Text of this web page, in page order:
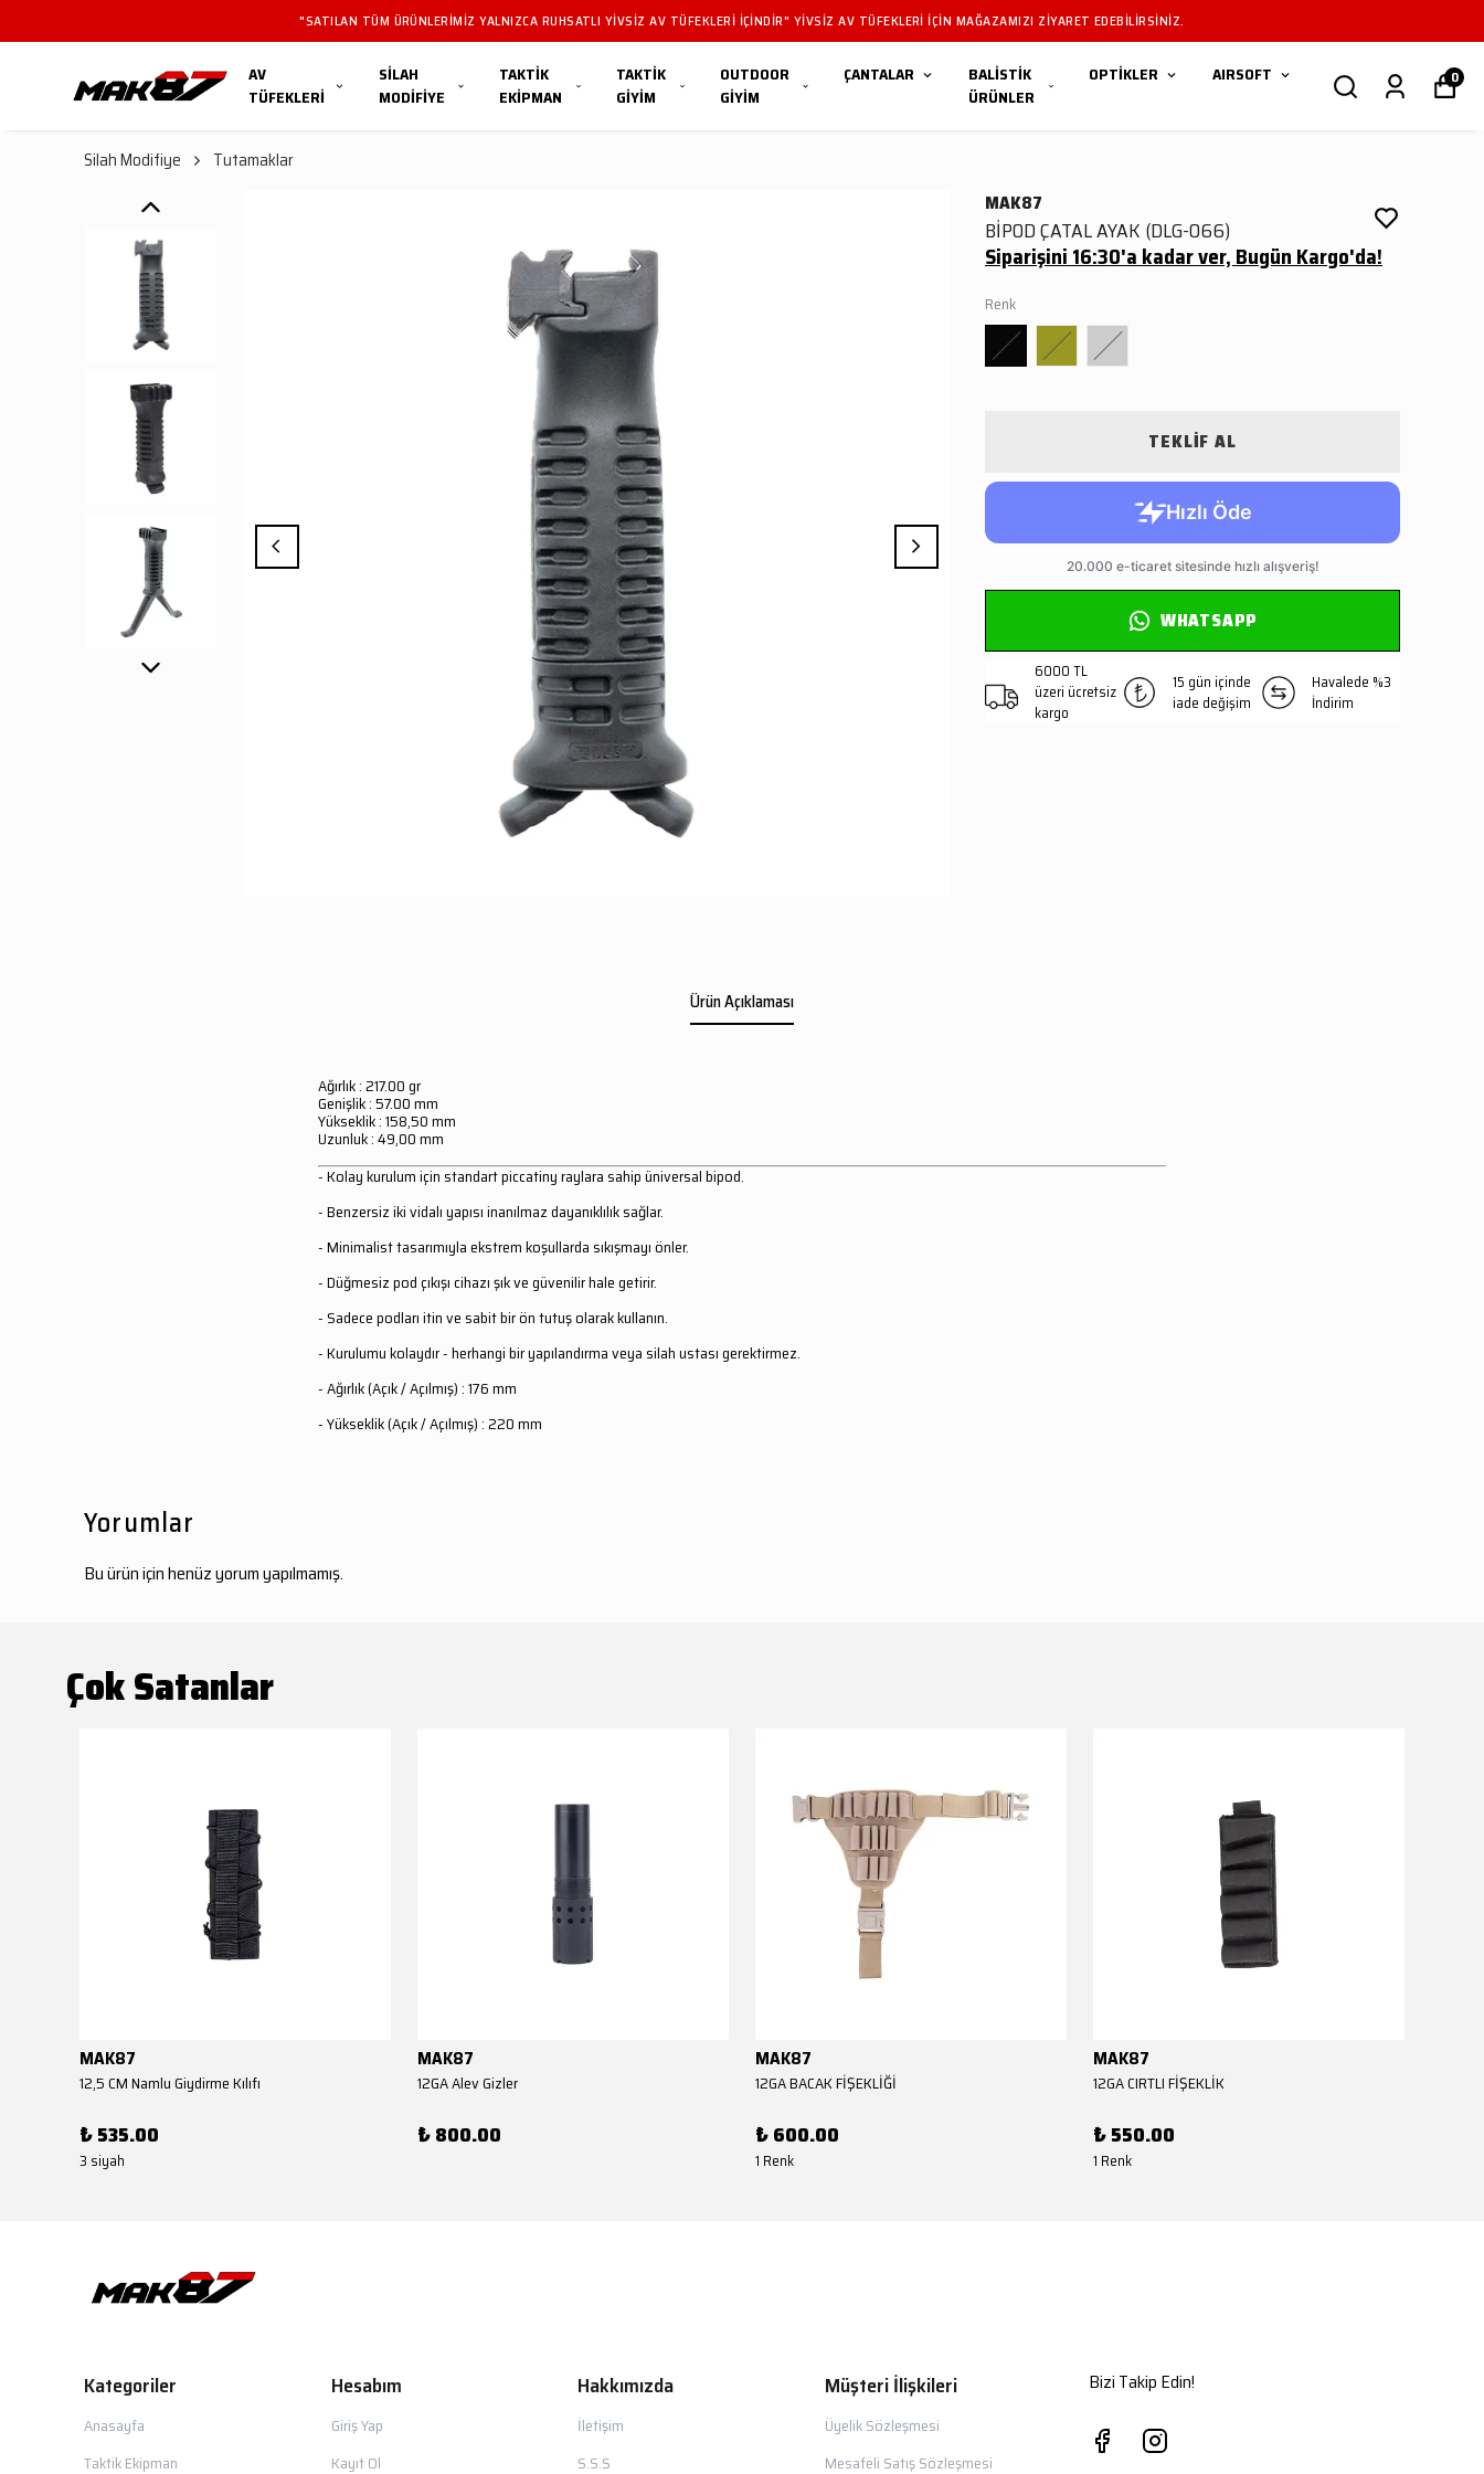
"SATILAN TÜM ÜRÜNLERIMIZ YALNIZCA RUHSATLI YIVSIZ AV TÜFEKLERI IÇINDIR" YIVSIZ AV TÜFEKLERI IÇIN MAĞAZAMIZI ZIYARET EDEBILIRSINIZ.
AV
TÜFEKLERİ
SİLAH
MODİFİYE
TAKTİK
EKİPMAN
TAKTİK
GİYİM
OUTDOOR
GİYİM
ÇANTALAR
BALİSTİK
ÜRÜNLER
OPTİKLER AIRSOFT 0
Silah Modifiye Tutamaklar
MAK87
BİPOD ÇATAL AYAK (DLG-066)
Siparişini 16:30'a kadar ver, Bugün Kargo'da!
Renk
TEKLİF AL
WHATSAPP
6000 TL
üzeri ücretsiz
kargo
15 gün içinde
iade değişim
Havalede %3
İndirim
Ürün Açıklaması
Ağırlık: 217.00 gr
Genişlik: 57.00 mm
Yükseklik: 158,50 mm
Uzunluk: 49,00 mm
- Kolay kurulum için standart piccatiny raylara sahip üniversal bipod.
- Benzersiz iki vidalı yapısı inanılmaz dayanıklılık sağlar.
- Minimalist tasarımıyla ekstrem koşullarda sıkışmayı önler.
- Düğmesiz pod çıkışı cihazı şık ve güvenilir hale getirir.
- Sadece podları itin ve sabit bir ön tutuş olarak kullanın.
- Kurulumu kolaydır - herhangi bir yapılandırma veya silah ustası gerektirmez.
- Ağırlık (Açık / Açılmış) : 176 mm
- Yükseklik (Açık / Açılmış) : 220 mm
Yorumlar
Bu ürün için henüz yorum yapılmamış.
Çok Satanlar
MAK87
12,5 CM Namlu Giydirme Kılıfı
₺ 535.00
3 siyah
MAK87
12GA Alev Gizler
₺ 800.00
MAK87
12GA BACAK FİŞEKLİĞİ
₺ 600.00
1 Renk
MAK87
12GA CIRTLI FİŞEKLİK
₺ 550.00
1 Renk
Kategoriler
Anasayfa
Taktik Ekipman
Hesabım
Giriş Yap
Kayıt Ol
Hakkımızda
İletişim
S.S.S
Müşteri İlişkileri
Üyelik Sözleşmesi
Mesafeli Satış Sözleşmesi
Bizi Takip Edin!